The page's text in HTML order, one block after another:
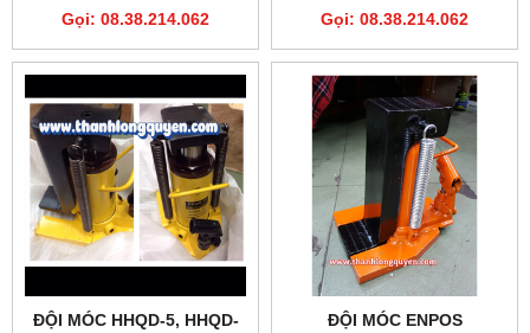
Gọi: 08.38.214.062
Gọi: 08.38.214.062
ĐỘI MÓC HHQD-5, HHQD-
ĐỘI MÓC ENPOS